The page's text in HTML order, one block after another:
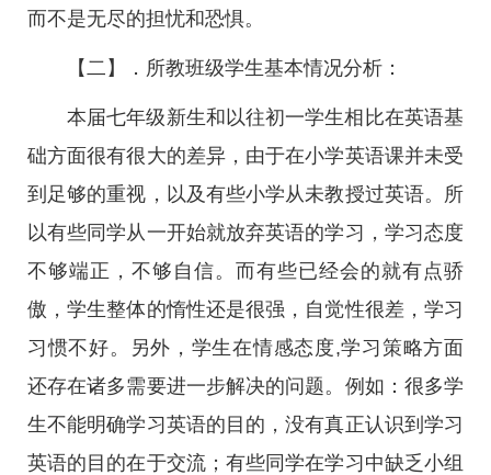
而不是无尽的担忧和恐惧。
【二】．所教班级学生基本情况分析：
本届七年级新生和以往初一学生相比在英语基
础方面很有很大的差异，由于在小学英语课并未受
到足够的重视，以及有些小学从未教授过英语。所
以有些同学从一开始就放弃英语的学习，学习态度
不够端正，不够自信。而有些已经会的就有点骄
傲，学生整体的惰性还是很强，自觉性很差，学习
习惯不好。另外，学生在情感态度,学习策略方面
还存在诸多需要进一步解决的问题。例如：很多学
生不能明确学习英语的目的，没有真正认识到学习
英语的目的在于交流；有些同学在学习中缺乏小组